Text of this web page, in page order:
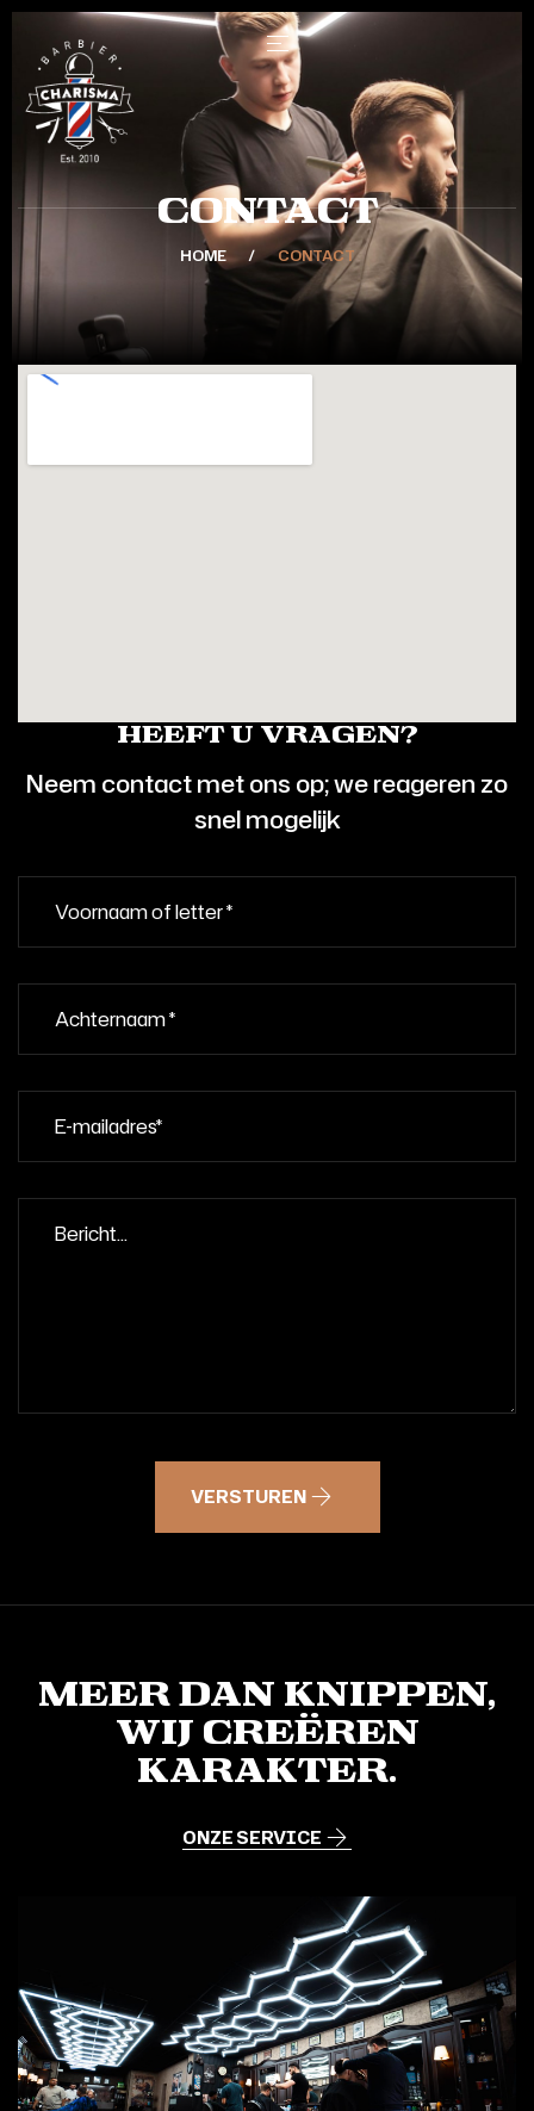
Contact
HOME CONTACT
heeft u vragen?
Neem contact met ons op; we reageren zo
snel mogelijk
VERSTUREN
T
N
A
T
V
E
Meer dan knippen,
Wij creëren
karakter.
ONZE SERVICE